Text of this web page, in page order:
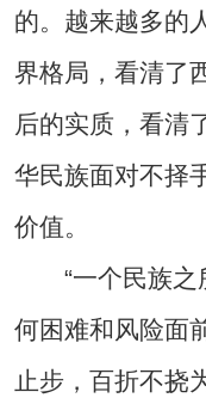
的。越来越多的
界格局，看清了
后的实质，看清
华民族面对不择
价值。
“一个民族之
何困难和风险面
止步，百折不挠